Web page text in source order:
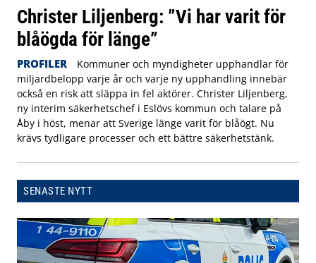
Christer Liljenberg: ”Vi har varit för
blåögda för länge”
PROFILER
Kommuner och myndigheter upphandlar för
miljardbelopp varje år och varje ny upphandling innebär
också en risk att släppa in fel aktörer. Christer Liljenberg,
ny interim säkerhetschef i Eslövs kommun och talare på
Åby i höst, menar att Sverige länge varit för blåögt. Nu
krävs tydligare processer och ett bättre säkerhetstänk.
SENASTE NYTT